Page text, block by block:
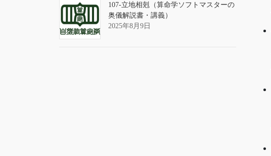
107-立地相剋（算命学ソフトマスターの
奥儀解説書・講義）
2025年8月9日